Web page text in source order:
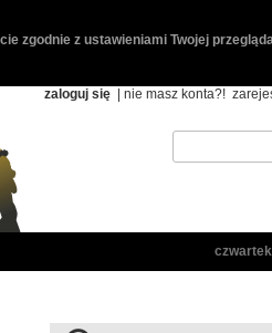
zgodnie z ustawieniami Twojej
zaloguj się | nie masz konta?!